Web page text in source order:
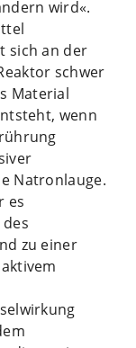
wird«.
sich an der
schwer
Material
wenn
Natronlauge.
es
zu einer